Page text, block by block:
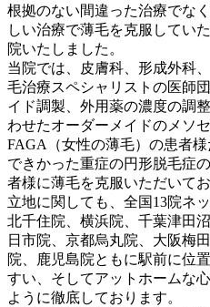
根拠のない間違った治療でな
しい治療で薄毛を克服してい
院いたしました。
当院では、皮膚科、形成外科
毛治療スペシャリストの医師
イド調製、外用薬の濃度の調
わせたオーダーメイドのメソ
FAGA（女性の薄毛）の患者
できかった重症の円形脱毛症
者様に薄毛を克服いただいてお
立地に関しても、全国13院ネ
北千住院、横浜院、千葉津田
日市院、京都烏丸院、大阪梅
院、鹿児島院ともに駅前に位
すい、そしてアットホームな
ように徹底しております。